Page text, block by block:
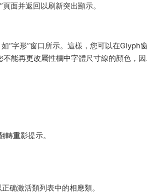
面并返回以刷新突出顯示。
“字形”窗口所示。這樣，您可以在Glyph
能再更改屬性欄中字體尺寸線的顔色，因
重影提示。
确激活類列表中的相應類。